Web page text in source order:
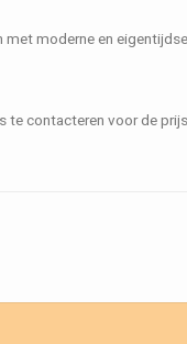
met moderne en
te contacteren voor de